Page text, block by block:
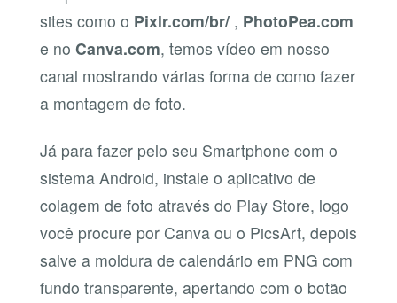
sites como o Pixlr.com/br/, PhotoPea.com
e no Canva.com, temos vídeo em nosso
canal mostrando várias forma de como fazer
a montagem de foto.
Já para fazer pelo seu Smartphone com o
sistema Android, instale o aplicativo de
colagem de foto através do Play Store, logo
você procure por Canva ou o PicsArt, depois
salve a moldura de calendário em PNG com
fundo transparente, apertando com o botão